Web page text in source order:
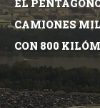
EL
CAMIONES
CON 800